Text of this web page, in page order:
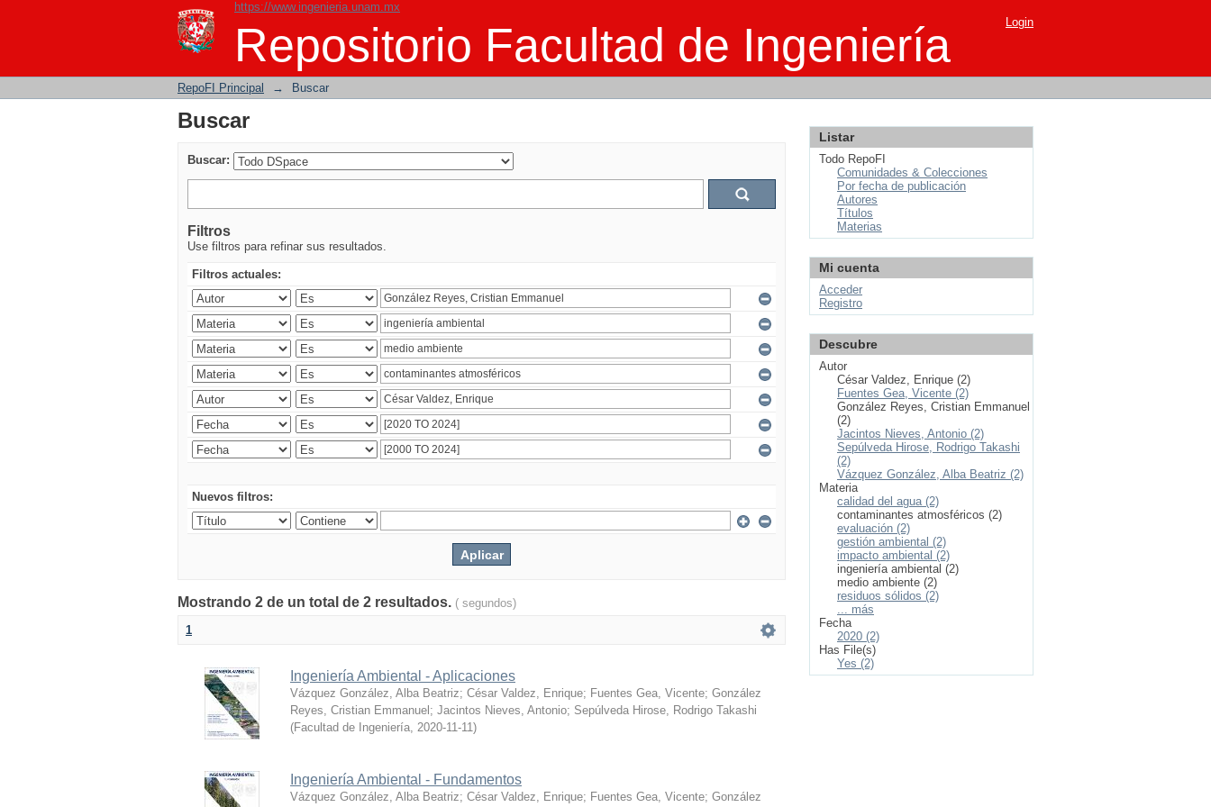
https://www.ingenieria.unam.mx
Repositorio Facultad de Ingeniería
Buscar Login
RepoFI Principal → Buscar
Buscar
Buscar:
Filtros
Use filtros para refinar sus resultados.
Filtros actuales:
Nuevos filtros:
Mostrando 2 de un total de 2 resultados. ( segundos)
1
Ingeniería Ambiental - Aplicaciones
Vázquez González, Alba Beatriz; César Valdez, Enrique; Fuentes Gea, Vicente; González
Reyes, Cristian Emmanuel ; Jacintos Nieves, Antonio; Sepúlveda Hirose, Rodrigo Takashi
(Facultad de Ingeniería, 2020-11-11)
Ingeniería Ambiental - Fundamentos
Vázquez González, Alba Beatriz; César Valdez, Enrique; Fuentes Gea, Vicente; González
Listar
Todo RepoFI
Comunidades & Colecciones
Por fecha de publicación
Autores
Títulos
Materias
Mi cuenta
Acceder
Registro
Descubre
Autor
César Valdez, Enrique (2)
Fuentes Gea, Vicente (2)
González Reyes, Cristian Emmanuel
(2)
Jacintos Nieves, Antonio (2)
Sepúlveda Hirose, Rodrigo Takashi
(2)
Vázquez González, Alba Beatriz (2)
Materia
calidad del agua (2)
contaminantes atmosféricos (2)
evaluación (2)
gestión ambiental (2)
impacto ambiental (2)
ingeniería ambiental (2)
medio ambiente (2)
residuos sólidos (2)
... más
Fecha
2020 (2)
Has File(s)
Yes (2)